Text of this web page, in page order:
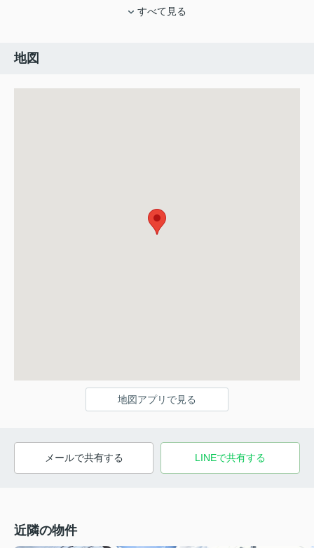
すべて見る
地図
地図アプリで見る
メールで共有する LINEで共有する
近隣の物件